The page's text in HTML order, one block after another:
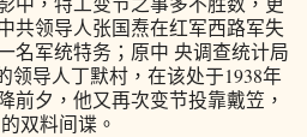
共领导人张国焘在红军西路军失
名军统特务；原中 央调查统计局
领导人丁默村，在该处于1938年
前夕，他又再次变节投靠戴笠，
双料间谍。